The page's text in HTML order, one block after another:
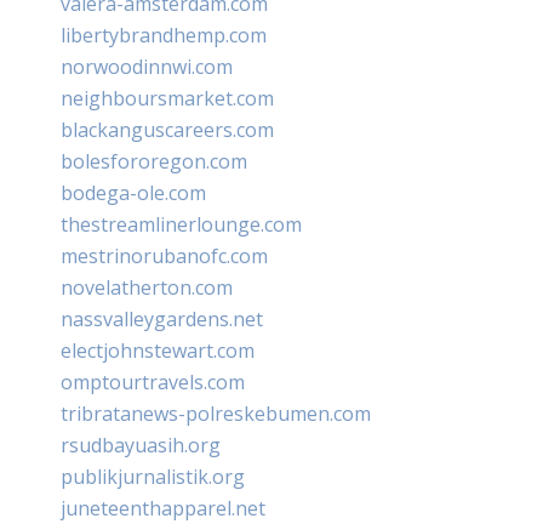
libertybrandhemp.com
norwoodinnwi.com
neighboursmarket.com
blackanguscareers.com
bolesfororegon.com
bodega-ole.com
thestreamlinerlounge.com
mestrinorubanofc.com
novelatherton.com
nassvalleygardens.net
electjohnstewart.com
omptourtravels.com
tribratanews-polreskebumen.com
rsudbayuasih.org
publikjurnalistik.org
juneteenthapparel.net